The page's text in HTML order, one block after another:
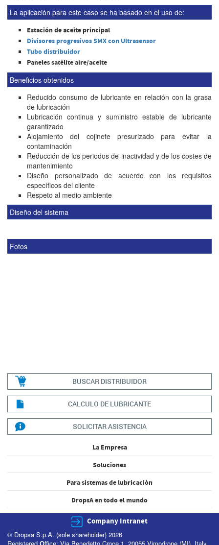
La aplicación para este caso se ha basado en el uso de:
Estación de aceite principal
Divisores progresivos SMX con Ultrasensor
Tubo distribuidor
Paneles satélite aire/aceite
Beneficios obtenidos
Reducido consumo de lubricante en relación con la grasa
de lubricación
Lubricación continua y suministro estable de lubricante
garantizado
Alojamiento del cojinete presurizado para evitar la
contaminación
Reducción de los periodos de inactividad y de los costes de
mantenimiento
Diseño personalizado de acuerdo con los requisitos
específicos del cliente
Respeto al medio ambiente
Diseño del sistema
Fotos
BUSCAR DISTRIBUIDOR
CALCULO DE LUBRICANTE
SOLICITAR ASISTENCIA
La Empresa
Soluciones
Para sistemas de lubricaciòn
DropsA en todo el mundo
Company Intranet
© Dropsa S.p.A. (sole shareholder) 2026